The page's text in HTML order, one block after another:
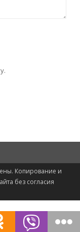
Копирование и
без согласия